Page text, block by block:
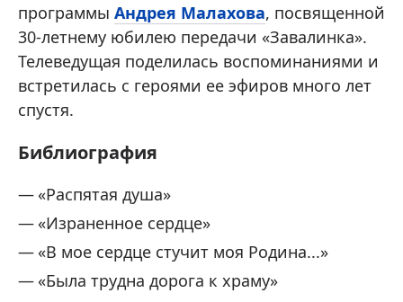
программы Андрея Малахова, посвященной
30-летнему юбилею передачи «Завалинка».
Телеведущая поделилась воспоминаниями и
встретилась с героями ее эфиров много лет
спустя.
Библиография
«Распятая душа»
«Израненное сердце»
«В мое сердце стучит моя Родина...»
«Была трудна дорога к храму»